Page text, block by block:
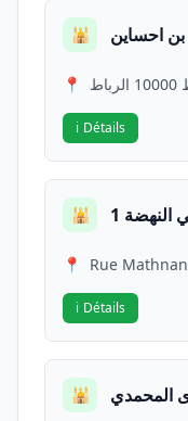
🕌 احساين
📍
ℹ️ Détails
🕌 النهضة
📍
ℹ️ Détails
🕌 المحمدي